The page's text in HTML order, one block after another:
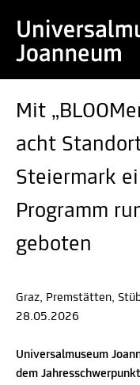
Mit
acht
Steiermark
Programm
geboten
Graz, Premstätten,
28.05.2026
Universalmuseum
dem Jahresschwerpunkt